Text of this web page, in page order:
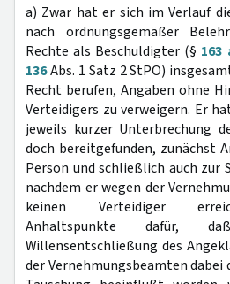
a) Zwar hat er sich im Verlauf
nach ordnungsgemäßer
Rechte als Beschuldigter (§ 163
136Abs. 1 Satz 2 StPO)
Recht berufen, Angaben ohne
Verteidigers zu verweigern. Er
jeweils kurzer Unterbrechung
doch bereitgefunden, zunächst
Person und schließlich auch zur
nachdem er wegen der
keinen Verteidiger
Anhaltspunkte dafür,
Willensentschließung des
der Vernehmungsbeamten dabei